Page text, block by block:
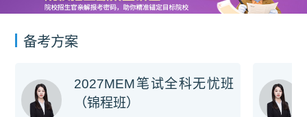
备考方案
2027MEM笔试全科无忧班
（锦程班）